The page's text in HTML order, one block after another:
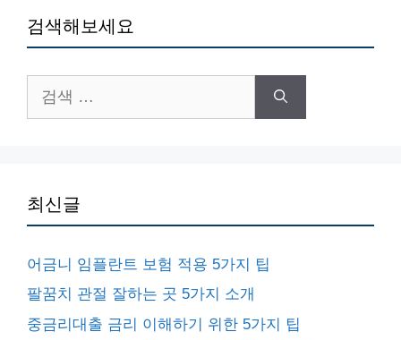
검색해보세요
색:
최신글
어금니 임플란트 보험 적용 5가지 팁
팔꿈치 관절 잘하는 곳 5가지 소개
중금리대출 금리 이해하기 위한 5가지 팁